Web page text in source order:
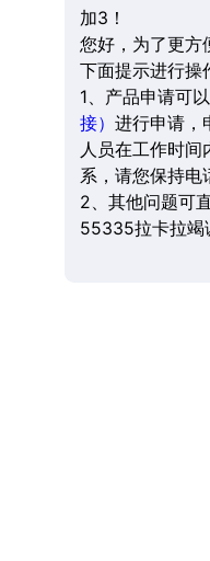
加3！
您好，为了更方
下面提示进行操
1、产品申请可
接） 进行申请，
人员在工作时
系，请您保持电
2、其他问题可
55335拉卡拉竭